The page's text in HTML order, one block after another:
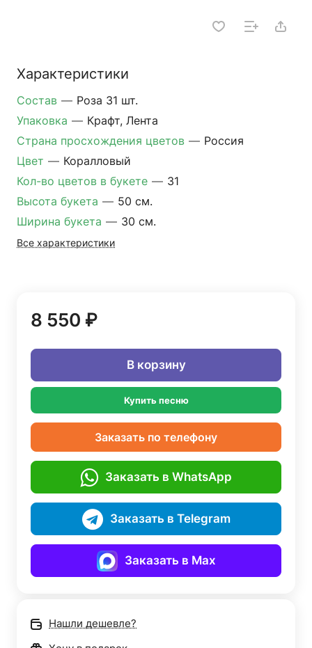
Характеристики
Состав — Роза 31 шт.
Упаковка — Крафт, Лента
Страна просхождения цветов — Россия
Цвет — Коралловый
Кол-во цветов в букете — 31
Высота букета — 50 см.
Ширина букета — 30 см.
Все характеристики
8 550 ₽
В корзину
Купить песню
Заказать по телефону
Заказать в WhatsApp
Заказать в Telegram
Заказать в Max
Нашли дешевле?